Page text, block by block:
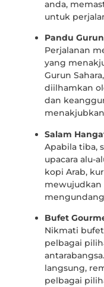
anda,
untuk
Pandu
Perjalanan
yang
Gurun
diilhamkan
dan
Salam
Apabila tiba,
upacara alu-
kopi Arab,
mewujudkan
Bufet
Nikmati
pelbagai
langsung,
pelbagai